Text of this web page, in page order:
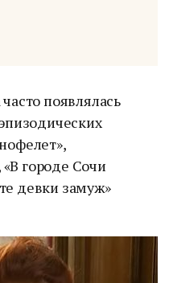
появлялась
городе Сочи
девки замуж»